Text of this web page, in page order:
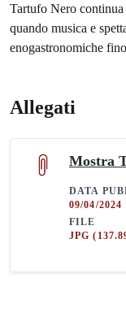
Tartufo Nero
quando musica e
enogastronomiche
Allegati
Mostra
DATA
09/04/2024
FILE
JPG